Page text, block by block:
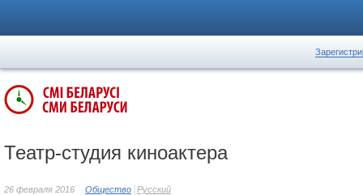
Театр-студия киноактера
26 февраля 2016 Общество Русский